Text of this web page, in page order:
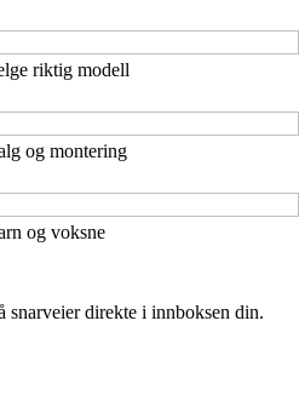
riktig modell
og montering
og voksne
snarveier direkte i innboksen din.